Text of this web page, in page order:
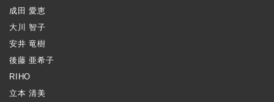
成田 愛恵
大川 智子
安井 竜樹
後藤 亜希子
RIHO
立本 清美